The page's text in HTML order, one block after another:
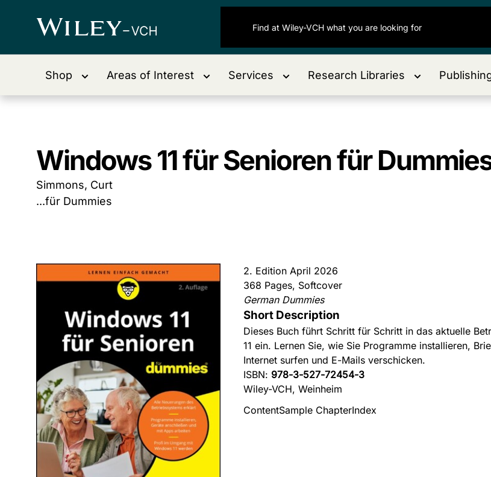
Shop Areas of Interest Services Research Libraries
Windows 11 für Senioren für
Simmons, Curt
...für Dummies
2. Edition April 2026
368 Pages, Softcover
German Dummies
Short Description
Dieses Buch führt Schritt für Schritt in das aktuelle
11 ein. Lernen Sie, wie Sie Programme installieren,
Internet surfen und E-Mails verschicken.
ISBN: 978-3-527-72454-3
Wiley-VCH, Weinheim
ContentSample ChapterIndex